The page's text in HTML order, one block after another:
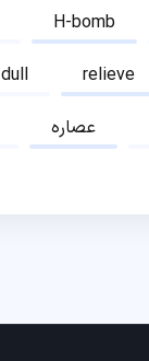
H-bomb
dull relieve
عصاره